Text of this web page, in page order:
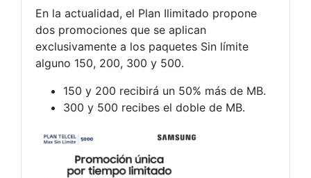
En la actualidad, el Plan Ilimitado propone
dos promociones que se aplican
exclusivamente a los paquetes Sin límite
alguno 150, 200, 300 y 500.
150 y 200 recibirá un 50% más de MB.
300 y 500 recibes el doble de MB.